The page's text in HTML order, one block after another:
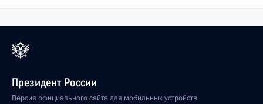
Президент России
Версия официального сайта для мобильных устройств